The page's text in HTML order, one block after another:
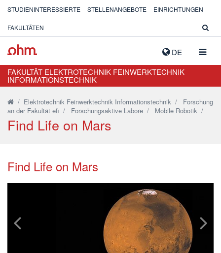
DE
STUDIENINTERESSIERTE STELLENANGEBOTE EINRICHTUNGEN
FAKULTÄTEN
FAKULTÄT ELEKTROTECHNIK FEINWERKTECHNIK
INFORMATIONSTECHNIK
/ Elektrotechnik Feinwerktechnik Informationstechnik / Forschung
an der Fakultät efi / Forschungsaktive Labore / Mobile Robotik /
Find Life on Mars
Find Life on Mars